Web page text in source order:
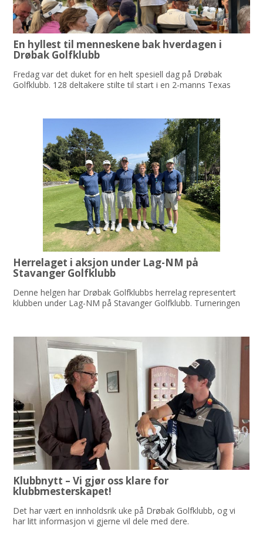
En hyllest til menneskene bak hverdagen i
Drøbak Golfklubb
Fredag var det duket for en helt spesiell dag på Drøbak
Golfklubb. 128 deltakere stilte til start i en 2-manns Texas
så stor del av klubbens hverdag gjennom mange år.
Herrelaget i aksjon under Lag-NM på
Stavanger Golfklubb
Denne helgen har Drøbak Golfklubbs herrelag representert
klubben under Lag-NM på Stavanger Golfklubb. Turneringen
Klubbnytt – Vi gjør oss klare for
klubbmesterskapet!
Det har vært en innholdsrik uke på Drøbak Golfklubb, og vi
har litt informasjon vi gjerne vil dele med dere.